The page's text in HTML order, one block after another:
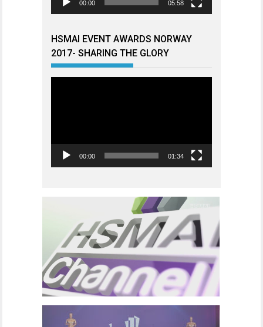
00:00 05:58
HSMAI EVENT AWARDS NORWAY
2017- SHARING THE GLORY
00:00 01:34